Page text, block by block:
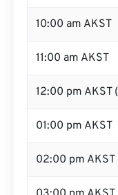
10:00 am AKST
11:00 am AKST
12:00 pm AKST
01:00 pm AKST
02:00 pm AKST